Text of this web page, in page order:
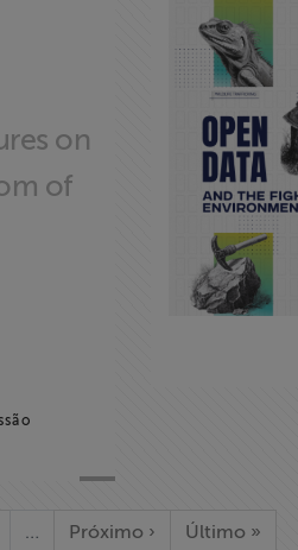
on
of
… Próximo › Último »